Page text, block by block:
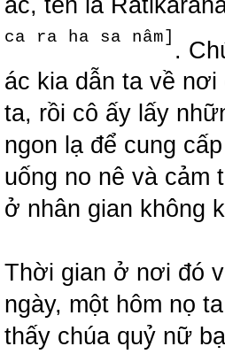
ca ra ha sa nâm] .
ác kia dẫn ta về
ta, rồi cô ấy lấy
ngon lạ để cung
uống no nê và cảm
ở nhân gian không
Thời gian ở nơi đó
ngày, một hôm nọ
thấy chúa quỷ nữ